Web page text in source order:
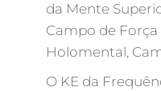
da Mente
Campo de
Holomental,
O KE da